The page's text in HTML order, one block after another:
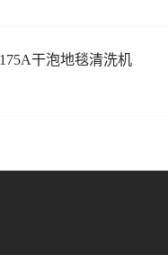
干泡地毯清洗机